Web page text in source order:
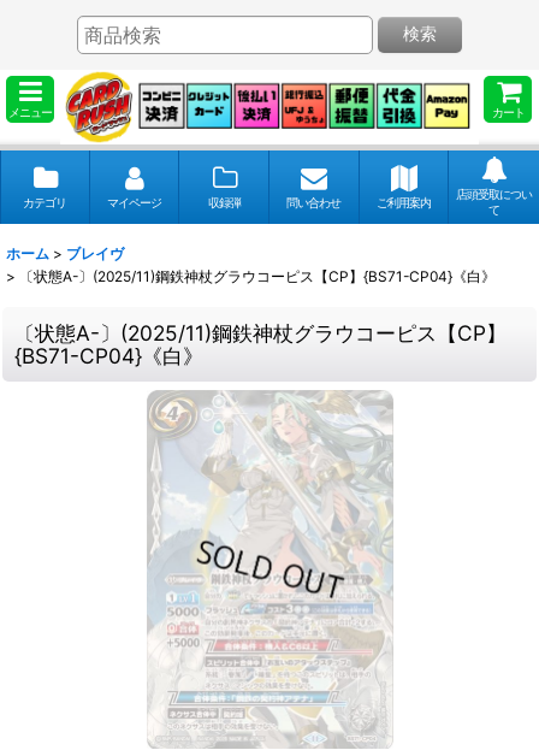
メニュー カート
検索
カテゴリ マイページ 収録弾 問い合わせ ご利用案内
店頭受取につい
て
ホーム > ブレイヴ
>
〔状態A-〕(2025/11)鋼鉄神杖グラウコーピス【CP】{BS71-CP04}《白》
〔状態A-〕(2025/11)鋼鉄神杖グラウコーピス【CP】
{BS71-CP04}《白》